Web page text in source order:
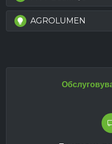
AGROLUMEN